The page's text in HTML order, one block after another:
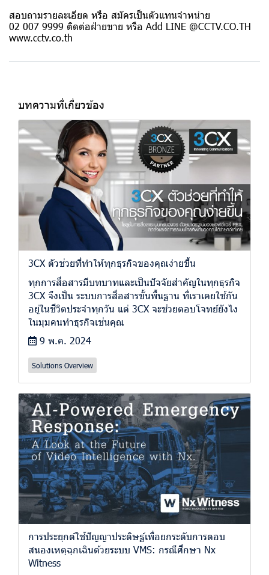
สอบถามรายละเอียด หรือ สมัครเป็นตัวแทนจำหน่าย
02 007 9999 ติดต่อฝ่ายขาย หรือ Add LINE @CCTV.CO.TH
www.cctv.co.th
บทความที่เกี่ยวข้อง
3CX ตัวช่วยที่ทำให้ทุกธุรกิจของคุณง่ายขึ้น
ทุกการสื่อสารมีบทบาทและเป็นปัจจัยสำคัญในทุกธุรกิจ
3CX จึงเป็น ระบบการสื่อสารขั้นพื้นฐาน ที่เราเคยใช้กัน
อยู่ในชีวิตประจำทุกวัน แต่ 3CX จะช่วยตอบโจทย์ยังไง
ในมุมคนทำธุรกิจเช่นคุณ
9 พ.ค. 2024
Solutions Overview
การประยุกต์ใช้ปัญญาประดิษฐ์เพื่อยกระดับการตอบ
สนองเหตุฉุกเฉินด้วยระบบ VMS: กรณีศึกษา Nx
Witness